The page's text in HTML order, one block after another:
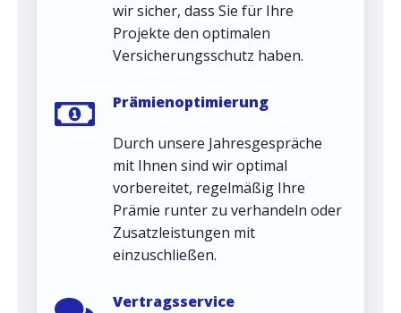
wir sicher, dass Sie für Ihre
Projekte den optimalen
Versicherungsschutz haben.
Prämienoptimierung
Durch unsere Jahresgespräche
mit Ihnen sind wir optimal
vorbereitet, regelmäßig Ihre
Prämie runter zu verhandeln oder
Zusatzleistungen mit
einzuschließen.
Vertragsservice